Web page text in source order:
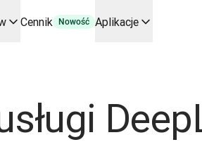
zastosowań i integracji
tłumaczeniowe od początku do
API
Cennik Nowość Aplikacje